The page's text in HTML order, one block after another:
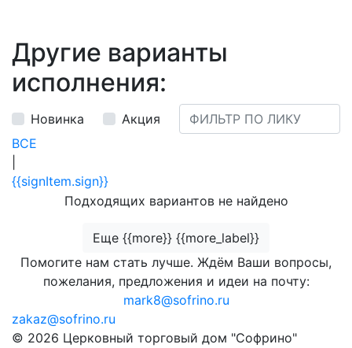
Другие варианты
исполнения:
Новинка
Акция
ВСЕ
{{signItem.sign}}
Подходящих вариантов не найдено
Еще {{more}} {{more_label}}
Помогите нам стать лучше. Ждём Ваши вопросы,
пожелания, предложения и идеи на почту:
mark8@sofrino.ru
zakaz@sofrino.ru
© 2026 Церковный торговый дом "Софрино"